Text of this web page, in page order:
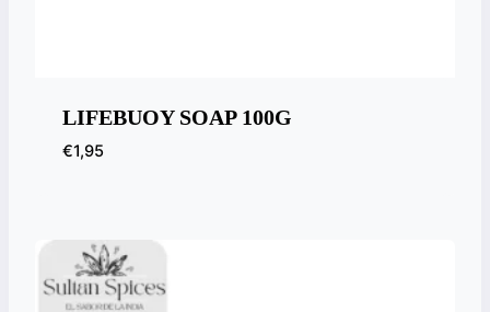
LIFEBUOY SOAP 100G
€1,95